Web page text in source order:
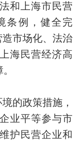
和上海市民营
条例，健全完
市场化、法治
海民营经济高
的政策措施，
业平等参与市
护民营企业和